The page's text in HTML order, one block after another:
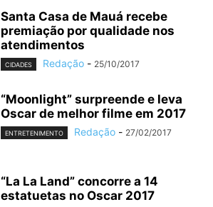
Santa Casa de Mauá recebe
premiação por qualidade nos
atendimentos
CIDADES Redação - 25/10/2017
“Moonlight” surpreende e leva
Oscar de melhor filme em 2017
ENTRETENIMENTO Redação - 27/02/2017
“La La Land” concorre a 14
estatuetas no Oscar 2017